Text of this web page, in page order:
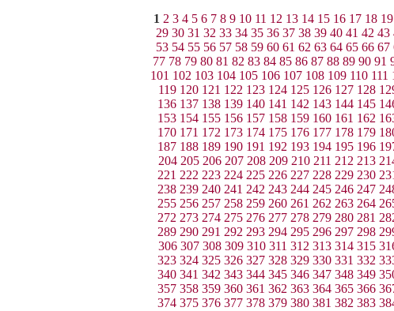
1 2 3 4 5 6 7 8 9 10 11 12 13 14 15 16 17 18 19
29 30 31 32 33 34 35 36 37 38 39 40 41 42 43
53 54 55 56 57 58 59 60 61 62 63 64 65 66 67
77 78 79 80 81 82 83 84 85 86 87 88 89 90 91
101 102 103 104 105 106 107 108 109 110 111
119 120 121 122 123 124 125 126 127 128
136 137 138 139 140 141 142 143 144 145
153 154 155 156 157 158 159 160 161 162
170 171 172 173 174 175 176 177 178 179
187 188 189 190 191 192 193 194 195 196
204 205 206 207 208 209 210 211 212 213
221 222 223 224 225 226 227 228 229 230
238 239 240 241 242 243 244 245 246 247
255 256 257 258 259 260 261 262 263 264
272 273 274 275 276 277 278 279 280 281
289 290 291 292 293 294 295 296 297 298
306 307 308 309 310 311 312 313 314 315
323 324 325 326 327 328 329 330 331 332
340 341 342 343 344 345 346 347 348 349
357 358 359 360 361 362 363 364 365 366
374 375 376 377 378 379 380 381 382 383